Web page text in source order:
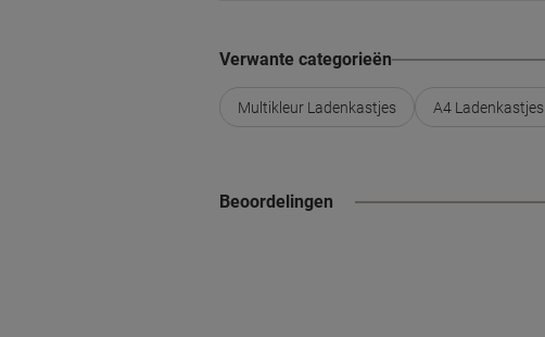
Verwante categorieën
Multikleur Ladenkastjes A4 Ladenkastjes
Beoordelingen